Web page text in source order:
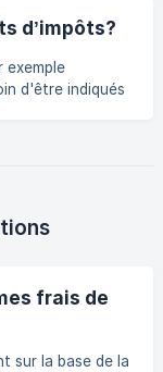
d’impôts?
exemple
d'être indiqués
frais de
sur la base de la